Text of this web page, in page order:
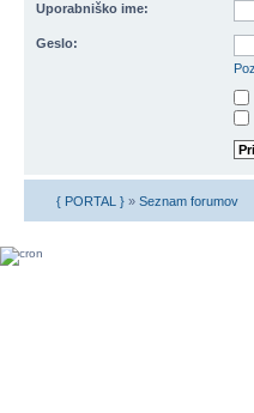
Uporabniško ime:
Geslo:
{ PORTAL } » Seznam forumov